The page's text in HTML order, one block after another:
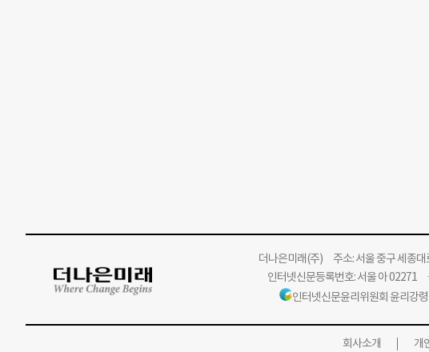
더나은미래(주)주소: 서울 중구 세종
인터넷신문등록번호: 서울 아
인터넷신문윤리위원회 윤리강
회사소개 개